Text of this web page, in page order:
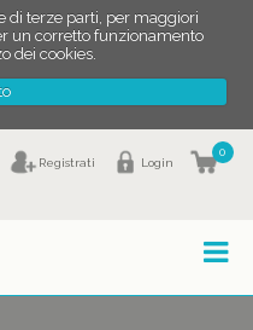
di terze parti, per maggiori
un corretto funzionamento
dei cookies.
0
Login
Registrati